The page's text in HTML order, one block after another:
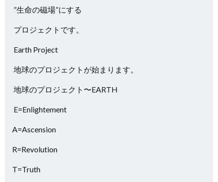
”生命の磁場”にする
プロジェクトです。
Earth Project
地球のプロジェクトが始まります。
地球のプロジェクト〜EARTH
E=Enlightement
A=Ascension
R=Revolution
T=Truth